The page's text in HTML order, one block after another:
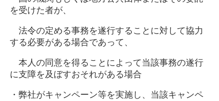
を受けた者が、
法令の定める事務を遂行することに対して協力
する必要がある場合であって、
本人の同意を得ることによって当該事務の遂行
に支障を及ぼすおそれがある場合
・弊社がキャンペーン等を実施し、当該キャンペ